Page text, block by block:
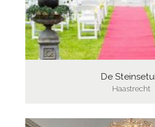
De
Haastrecht